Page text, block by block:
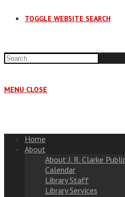
TOGGLE WEBSITE SEARCH
MENU CLOSE
Home
About
About J. R. Clarke
Calendar
Library Staff
Library Services